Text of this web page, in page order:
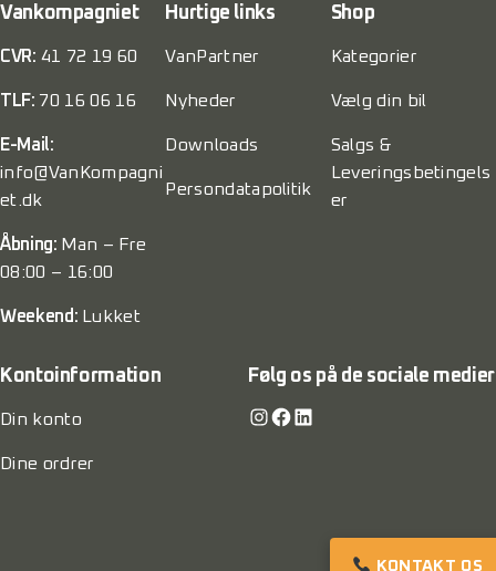
Vankompagniet
CVR: 41 72 19 60
TLF: 70 16 06 16
E-Mail:
info@VanKompagni
et.dk
Åbning: Man – Fre
08:00 – 16:00
Weekend: Lukket
Hurtige links
VanPartner
Nyheder
Downloads
Persondatapolitik
Shop
Kategorier
Vælg din bil
Salgs &
Leveringsbetingels
er
Kontoinformation
Din konto
Dine ordrer
Følg os på de sociale medier
Instagram Facebook LinkedIn
KONTAKT OS